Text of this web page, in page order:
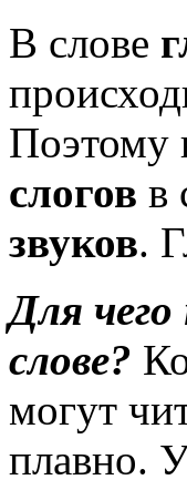
В слове
Поэтому
слогов в
звуков.
Для
слове?
могут
плавно.